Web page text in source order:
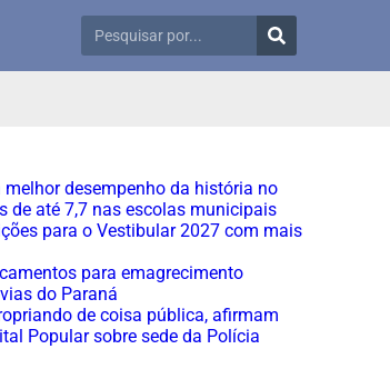
melhor desempenho da história no
de até 7,7 nas escolas municipais
para o Vestibular 2027 com mais
para emagrecimento
do Paraná
de coisa pública, afirmam
Popular sobre sede da Polícia